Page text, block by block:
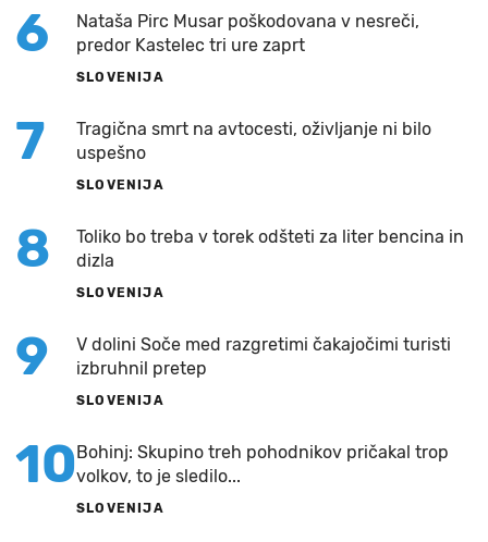
6
Nataša Pirc Musar poškodovana v nesreči,
predor Kastelec tri ure zaprt
SLOVENIJA
7
Tragična smrt na avtocesti, oživljanje ni bilo
uspešno
SLOVENIJA
8
Toliko bo treba v torek odšteti za liter bencina in
dizla
SLOVENIJA
9
V dolini Soče med razgretimi čakajočimi turisti
izbruhnil pretep
SLOVENIJA
10Bohinj: Skupino treh pohodnikov pričakal trop
volkov, to je sledilo...
SLOVENIJA